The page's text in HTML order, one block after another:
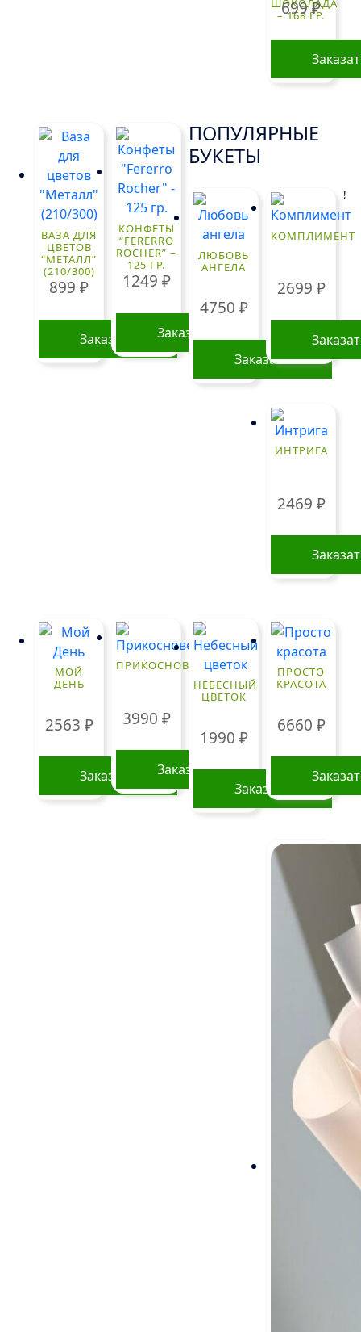
ШОКОЛАДА
– 168 ГР.
699₽
ВАЗА ДЛЯ
ЦВЕТОВ
“МЕТАЛЛ”
(210/300)
899₽
Заказать
КОНФЕТЫ
“FERERRO
ROCHER” –
125 ГР.
1249 ₽
Заказать
ПОПУЛЯРНЫЕ
БУКЕТЫ
ЛЮБОВЬ
АНГЕЛА
4750 ₽
Заказать
КОМПЛИМЕНТ
2699 ₽
ИНТРИГА
2469 ₽
МОЙ
ДЕНЬ
2563 ₽
Заказать
ПРИКОСНОВЕНИЕ
3990 ₽
Заказать
НЕБЕСНЫЙ
ЦВЕТОК
1990 ₽
Заказать
ПРОСТО
КРАСОТА
6660 ₽
!